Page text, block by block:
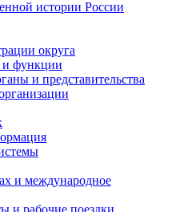
истории России
округа
и функции
и представительства
и международное